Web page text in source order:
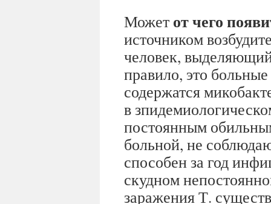
Может от чего
источником
человек,
правило, это
содержатся
в
постоянным
больной, не
способен за год
скудном
заражения Т.